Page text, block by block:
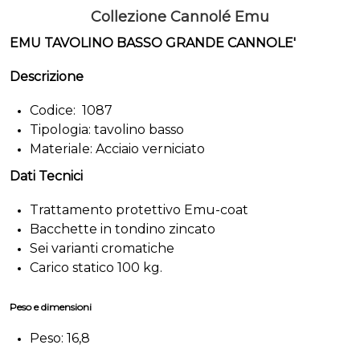
Collezione Cannolé Emu
EMU TAVOLINO BASSO GRANDE CANNOLE'
Descrizione
Codice: 1087
Tipologia: tavolino basso
Materiale: Acciaio verniciato
Dati Tecnici
Trattamento protettivo Emu-coat
Bacchette in tondino zincato
Sei varianti cromatiche
Carico statico 100 kg.
Peso e dimensioni
Peso: 16,8